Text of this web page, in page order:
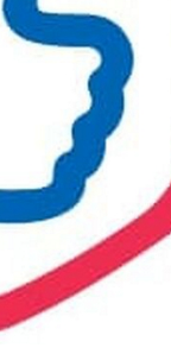
в отношении
Пожалуйста,